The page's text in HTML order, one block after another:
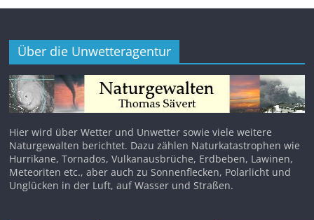
Über die Unwetteragentur
Hier wird über Wetter und Unwetter sowie viele weitere
Naturgewalten berichtet. Dazu zählen Naturkatastrophen wie
Hurrikane, Tornados, Vulkanausbrüche, Erdbeben, Lawinen,
Meteoriten etc., aber auch zu Sonnenflecken, Polarlicht und
Unglücken in der Luft, auf Wasser und Straßen.